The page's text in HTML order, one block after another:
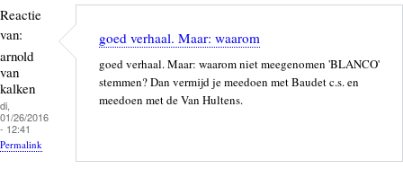
Reactie
van:
arnold
van
kalken
di,
01/26/2016
- 12:41
Permalink
goed verhaal. Maar: waarom
goed verhaal. Maar: waarom niet meegenomen 'BLANCO'
stemmen? Dan vermijd je meedoen met Baudet c.s. en
meedoen met de Van Hultens.